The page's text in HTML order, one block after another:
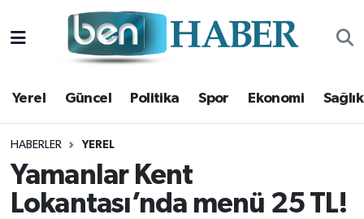
Yerel Güncel Politika Spor Ekonomi Sağlık
HABERLER YEREL
Yamanlar Kent
Lokantası’nda menü 25 TL!
Yerel
Güncel
Politika
Spor
Hava Durumu
Trafik Durumu
Süper Lig Puan Durumu ve Fikstür
Tüm Manşetler